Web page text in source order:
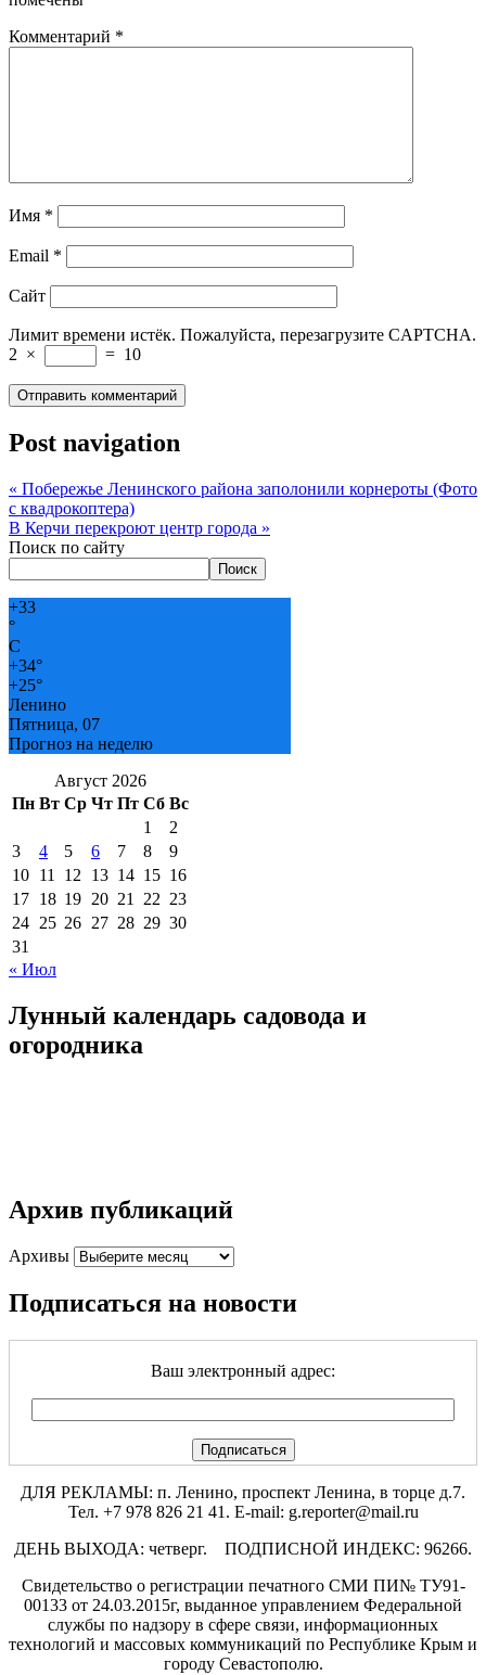
Комментарий *
Имя *
Email *
Сайт
Лимит времени истёк. Пожалуйста, перезагрузите CAPTCHA.
2 × = 10
Post navigation
« Побережье Ленинского района заполонили корнероты (Фото
с квадрокоптера)
В Керчи перекроют центр города »
Поиск по сайту
Поиск
+33
°
C
+34°
+25°
Ленино
Пятница, 07
Прогноз на неделю
Август 2026
Пн Вт Ср Чт Пт Сб Вс
1
2
3
4 5 6 7 8
9
10 11 12 13 14 15 16
17 18 19 20 21 22 23
24 25 26 27 28 29 30
31
« Июл
Лунный календарь садовода и
огородника
Архив публикаций
Архивы
Подписаться на новости
Ваш электронный адрес:
ДЛЯ РЕКЛАМЫ: п. Ленино, проспект Ленина, в торце д.7.
Тел. +7 978 826 21 41. E-mail: g.reporter@mail.ru
ДЕНЬ ВЫХОДА: четверг. ПОДПИСНОЙ ИНДЕКС: 96266.
Свидетельство о регистрации печатного СМИ ПИ№ ТУ91-
00133 от 24.03.2015г, выданное управлением Федеральной
службы по надзору в сфере связи, информационных
технологий и массовых коммуникаций по Республике Крым и
городу Севастополю.